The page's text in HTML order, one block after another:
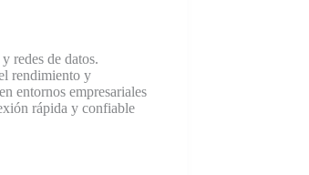
redes de datos.
rendimiento y
entornos empresariales
rápida y confiable